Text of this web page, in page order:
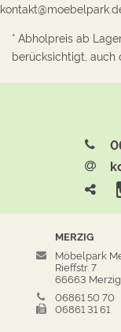
* Abholpreis ab
berücksichtigt, auch
MERZIG
Möbelpark
Rieffstr. 7
66663 Merzig
06861 50 70
06861 31 61